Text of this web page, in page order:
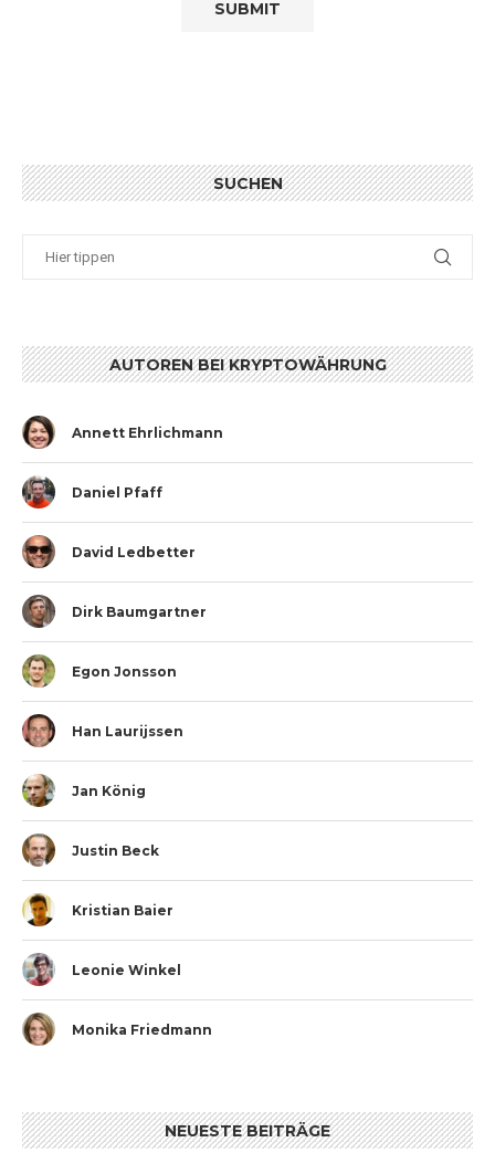
SUCHEN
AUTOREN BEI KRYPTOWÄHRUNG
Annett Ehrlichmann
Daniel Pfaff
David Ledbetter
Dirk Baumgartner
Egon Jonsson
Han Laurijssen
Jan König
Justin Beck
Kristian Baier
Leonie Winkel
Monika Friedmann
NEUESTE BEITRÄGE